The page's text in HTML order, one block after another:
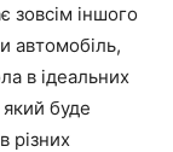
зовсім іншого
автомобіль,
в ідеальних
буде
різних